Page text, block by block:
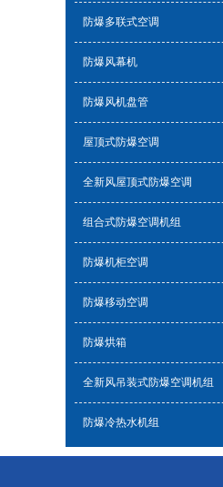
防爆多联式空调
防爆风幕机
防爆风机盘管
屋顶式防爆空调
全新风屋顶式防爆空调
组合式防爆空调机组
防爆机柜空调
防爆移动空调
防爆烘箱
全新风吊装式防爆空调机组
防爆冷热水机组